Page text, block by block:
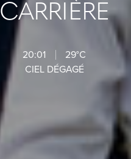
CARRIÈRE
20:01
29°C
CIEL DÉGAGÉ